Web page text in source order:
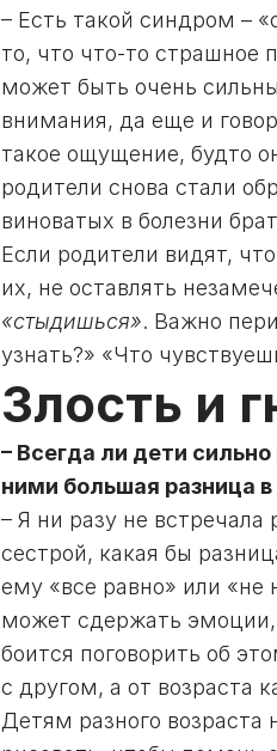
– Есть такой синдром –
то, что что-то страшное
может быть очень
внимания, да еще и
такое ощущение, будто
родители снова стали
виноватых в болезни
Если родители видят,
их, не оставлять
«стыдишься». Важно
узнать?» «Что
Злость и
– Всегда ли дети
ними большая разница в
– Я ни разу не
сестрой, какая бы
ему «все равно» или «не
может сдержать эмоции,
боится поговорить об
с другом, а от возраста
Детям разного